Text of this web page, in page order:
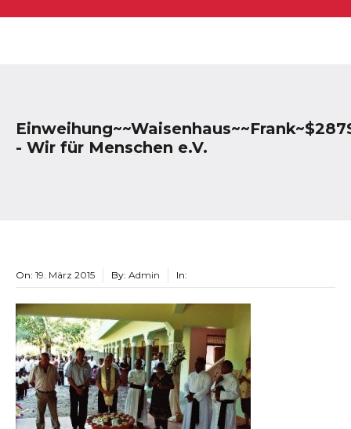
- Wir für Menschen e.V.
On: 19. März 2015 By: Admin In: